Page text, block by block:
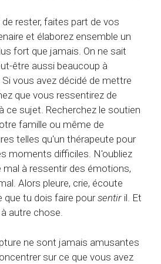
rester, faites part de vos
et élaborez ensemble un
fort que jamais. On ne sait
être aussi beaucoup à
vous avez décidé de mettre
que vous ressentirez de
ce sujet. Recherchez le soutien
famille ou même de
telles qu'un thérapeute pour
moments difficiles. N'oubliez
mal à ressentir des émotions,
Alors pleure, crie, écoute
tu dois faire poursentir il. Et
autre chose.
ne sont jamais amusantes
sur ce que vous avez